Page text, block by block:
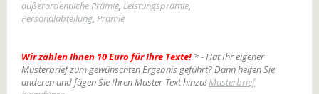
außerordentliche Prämie, Leistungsprämie,
Personalabteilung, Prämie
Wir zahlen Ihnen 10 Euro für Ihre Texte! * - Hat Ihr eigener
Musterbrief zum gewünschten Ergebnis geführt? Dann helfen Sie
anderen und fügen Sie Ihren Muster-Text hinzu!Musterbrief